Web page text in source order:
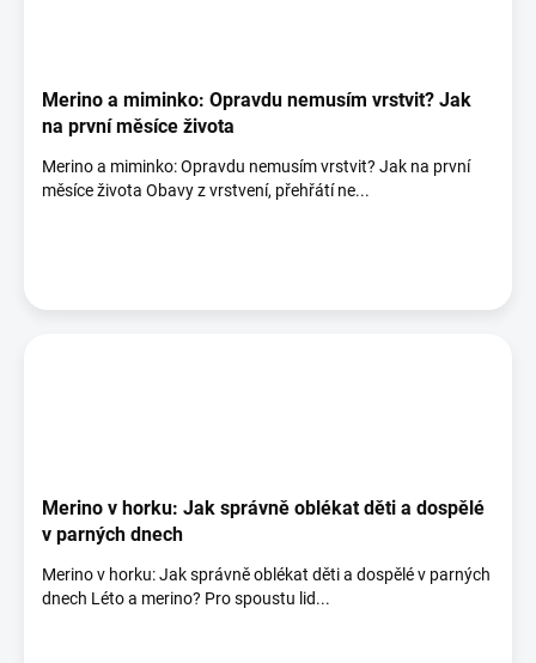
Merino a miminko: Opravdu nemusím vrstvit? Jak
na první měsíce života
Merino a miminko: Opravdu nemusím vrstvit? Jak na první
měsíce života Obavy z vrstvení, přehřátí ne...
Merino v horku: Jak správně oblékat děti a dospělé
v parných dnech
Merino v horku: Jak správně oblékat děti a dospělé v parných
dnech Léto a merino? Pro spoustu lid...